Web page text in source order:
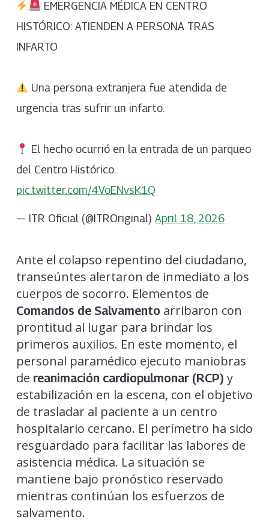
EMERGENCIA MÉDICA EN CENTRO
HISTÓRICO: ATIENDEN A PERSONA TRAS
INFARTO
Una persona extranjera fue atendida de
urgencia tras sufrir un infarto.
El hecho ocurrió en la entrada de un parqueo
del Centro Histórico.
pic.twitter.com/4VoENvsK1Q
— ITR Oficial (@ITROriginal) April 18, 2026
Ante el colapso repentino del ciudadano,
transeúntes alertaron de inmediato a los
cuerpos de socorro. Elementos de
Comandos de Salvamento arribaron con
prontitud al lugar para brindar los
primeros auxilios. En este momento, el
personal paramédico ejecuto maniobras
de reanimación cardiopulmonar (RCP) y
estabilización en la escena, con el objetivo
de trasladar al paciente a un centro
hospitalario cercano. El perímetro ha sido
resguardado para facilitar las labores de
asistencia médica. La situación se
mantiene bajo pronóstico reservado
mientras continúan los esfuerzos de
salvamento.